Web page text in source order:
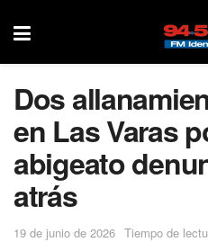
Dos
en Las Varas
abigeato
atrás
19 de junio de 2026 Tiempo de